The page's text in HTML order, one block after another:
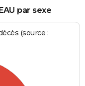
par sexe
(source :